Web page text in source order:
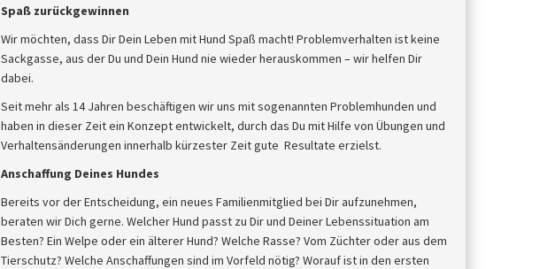
Spaß zurückgewinnen
Wir möchten, dass Dir Dein Leben mit Hund Spaß macht! Problemverhalten ist keine
Sackgasse, aus der Du und Dein Hund nie wieder herauskommen – wir helfen Dir
dabei.
Seit mehr als 14 Jahren beschäftigen wir uns mit sogenannten Problemhunden und
haben in dieser Zeit ein Konzept entwickelt, durch das Du mit Hilfe von Übungen und
Verhaltensänderungen innerhalb kürzester Zeit gute Resultate erzielst.
Anschaffung Deines Hundes
Bereits vor der Entscheidung, ein neues Familienmitglied bei Dir aufzunehmen,
beraten wir Dich gerne. Welcher Hund passt zu Dir und Deiner Lebenssituation am
Besten? Ein Welpe oder ein älterer Hund? Welche Rasse? Vom Züchter oder aus dem
Tierschutz? Welche Anschaffungen sind im Vorfeld nötig? Worauf ist in den ersten